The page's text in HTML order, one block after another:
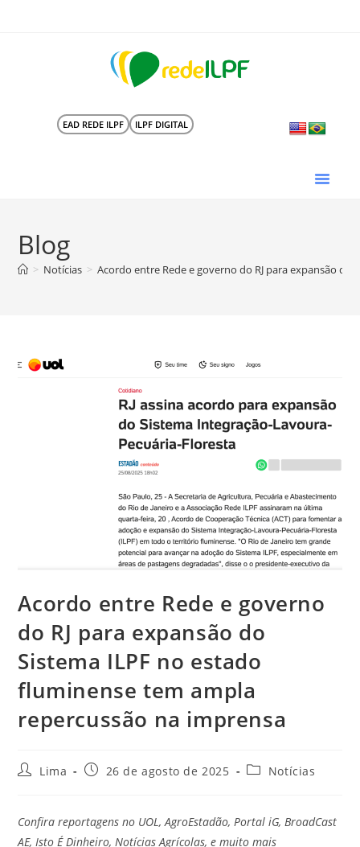
EAD REDE ILPF ILPF DIGITAL
Blog
> Notícias > Acordo entre Rede e governo do RJ para expansão
Acordo entre Rede e governo
do RJ para expansão do
Sistema ILPF no estado
fluminense tem ampla
repercussão na imprensa
Lima 26 de agosto de 2025 Notícias
Confira reportagens no UOL, AgroEstadão, Portal iG, BroadCast
AE, Isto É Dinheiro, Notícias Agrícolas, e muito mais